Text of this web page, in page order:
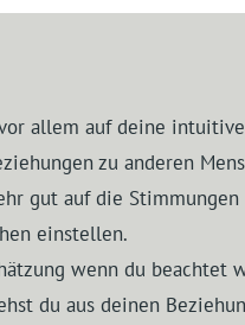
allem auf deine
zu anderen
gut auf die Stimmungen
einstellen.
wenn du beachtet
du aus deinen